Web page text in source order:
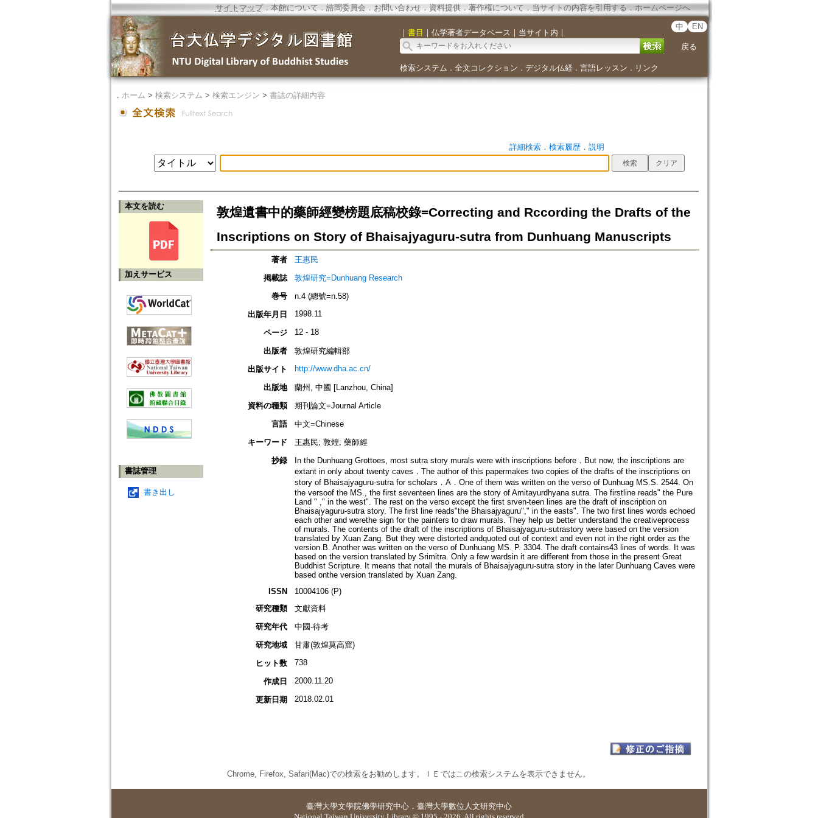
サイトマップ．本館について ． 諮問委員会． お問い合わせ． 資料提供． 著作権について．当サイトの内容を引用する ． ホームページへ
｜ 書目 ｜ 仏学著者データベース ｜ 当サイト内 ｜
中 EN
戻る
検索システム ． 全文コレクション ． デジタル仏経． 言語レッスン ． リンク
． ホーム > 検索システム > 検索エンジン > 書誌の詳細内容
詳細検索． 検索履歴． 説明
本文を読む
加えサービス
書誌管理
書き出し
敦煌遺書中的藥師經變榜題底稿校錄=Correcting and Rccording the Drafts of the
Inscriptions on Story of Bhaisajyaguru-sutra from Dunhuang Manuscripts
著者
王惠民
掲載誌
敦煌研究=Dunhuang Research
巻号
n.4 (總號=n.58)
出版年月日
1998.11
ページ 12 - 18
出版者
敦煌研究編輯部
出版サイト
http://www.dha.ac.cn/
出版地
蘭州, 中國 [Lanzhou, China]
資料の種類
期刊論文=Journal Article
言語
中文=Chinese
キーワード
王惠民; 敦煌; 藥師經
抄録
In the Dunhuang Grottoes, most sutra story murals were with inscriptions before．But now, the inscriptions are
extant in only about twenty caves．The author of this papermakes two copies of the drafts of the inscriptions on
story of Bhaisajyaguru-sutra for scholars．A．One of them was written on the verso of Dunhuag MS.S. 2544. On
the versoof the MS., the first seventeen lines are the story of Amitayurdhyana sutra. The firstline reads" the Pure
Land " ," in the west". The rest on the verso except the first srven-teen lines are the draft of inscription on
Bhaisajyaguru-sutra story. The first line reads"the Bhaisajyaguru"," in the easts". The two first lines words echoed
each other and werethe sign for the painters to draw murals. They help us better understand the creativeprocess
of murals. The contents of the draft of the inscriptions of Bhaisajyaguru-sutrastory were based on the version
translated by Xuan Zang. But they were distorted andquoted out of context and even not in the right order as the
version.B. Another was written on the verso of Dunhuang MS. P. 3304. The draft contains43 lines of words. It was
based on the version translated by Srimitra. Only a few wardsin it are different from those in the present Great
Buddhist Scripture. It means that notall the murals of Bhaisajyaguru-sutra story in the later Dunhuang Caves were
based onthe version translated by Xuan Zang.
ISSN
10004106 (P)
研究種類
文獻資料
研究年代
中國-待考
研究地域
甘肅(敦煌莫高窟)
ヒット数
738
作成日 2000.11.20
更新日期 2018.02.01
Chrome, Firefox, Safari(Mac)での検索をお勧めします。ＩＥではこの検索システムを表示できません。
臺灣大學文學院佛學研究中心 ． 臺灣大學數位人文研究中心